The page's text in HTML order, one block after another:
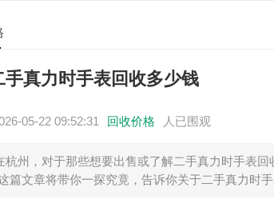
手真力时手表回收多少钱
05-22 09:52:31 回收价格 人已围观
杭州，对于那些想要出售或了解二手真力时手表
篇文章将带你一探究竟，告诉你关于二手真力时